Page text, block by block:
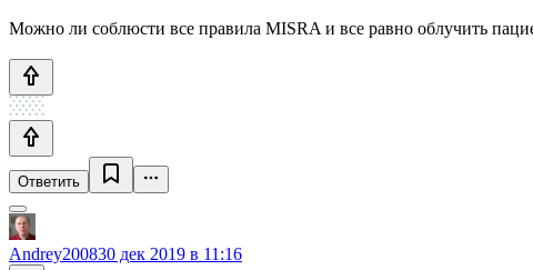
Можно ли соблюсти все правила MISRA и все равно облучить
Ответить
Andrey200830 дек 2019 в 11:16